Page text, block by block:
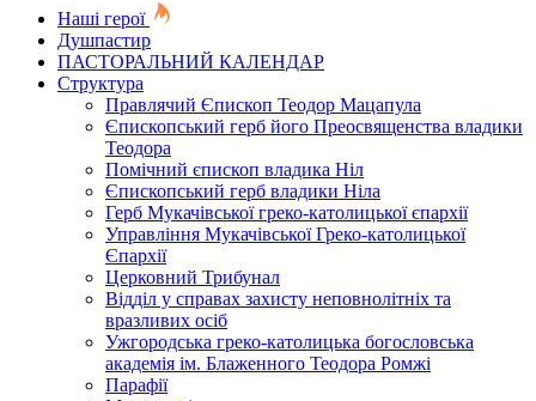
Наші герої
Душпастир
ПАСТОРАЛЬНИЙ КАЛЕНДАР
Структура
Правлячий Єпископ Теодор Мацапула
Єпископський герб його Преосвященства владики
Теодора
Помічний єпископ владика Ніл
Єпископський герб владики Ніла
Герб Мукачівської греко-католицької єпархії
Управління Мукачівської Греко-католицької
Єпархії
Церковний Трибунал
Відділ у справах захисту неповнолітніх та
вразливих осіб
Ужгородська греко-католицька богословська
академія ім. Блаженного Теодора Ромжі
Парафії